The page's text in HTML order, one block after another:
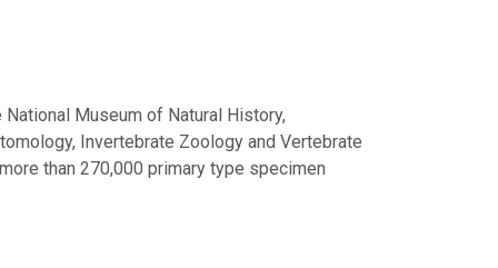
Museum of Natural History,
Invertebrate Zoology and Vertebrate
than 270,000 primary type specimen